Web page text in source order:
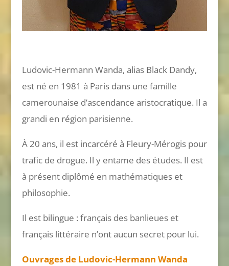
Ludovic-Hermann Wanda, alias Black Dandy,
est né en 1981 à Paris dans une famille
camerounaise d’ascendance aristocratique. Il a
grandi en région parisienne.
À 20 ans, il est incarcéré à Fleury-Mérogis pour
trafic de drogue. Il y entame des études. Il est
à présent diplômé en mathématiques et
philosophie.
Il est bilingue : français des banlieues et
français littéraire n’ont aucun secret pour lui.
Ouvrages de Ludovic-Hermann Wanda